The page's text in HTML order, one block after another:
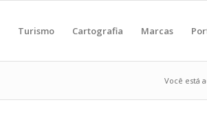
Turismo Cartografia Marcas
Você está